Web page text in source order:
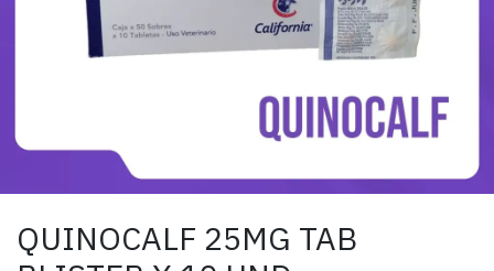
QUINOCALF 25MG TAB